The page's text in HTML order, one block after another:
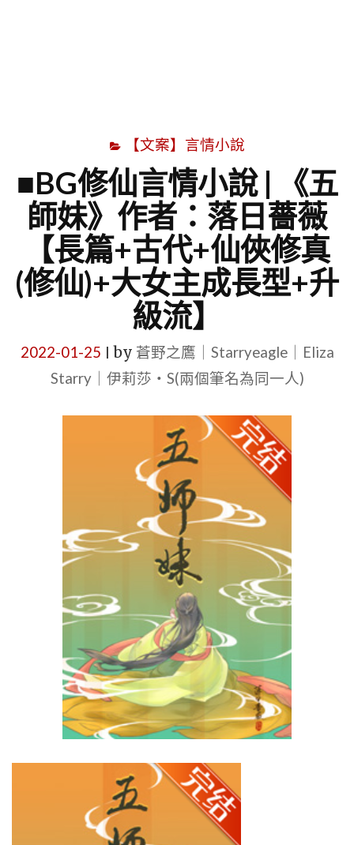
【文案】言情小說
■BG修仙言情小說 | 《五
師妹》作者：落日薔薇
【長篇+古代+仙俠修真
(修仙)+大女主成長型+升
級流】
2022-01-25 by 蒼野之鷹｜Starryeagle｜Eliza
Starry｜伊莉莎・S(兩個筆名為同一人)